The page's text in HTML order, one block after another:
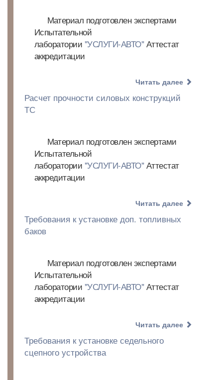
Материал подготовлен экспертами
Испытательной
лаборатории "УСЛУГИ-АВТО"Аттестат
аккредитации
Читать далее
Расчет прочности силовых конструкций
ТС
Материал подготовлен экспертами
Испытательной
лаборатории "УСЛУГИ-АВТО"Аттестат
аккредитации
Читать далее
Требования к установке доп. топливных
баков
Материал подготовлен экспертами
Испытательной
лаборатории "УСЛУГИ-АВТО"Аттестат
аккредитации
Читать далее
Требования к установке седельного
сцепного устройства